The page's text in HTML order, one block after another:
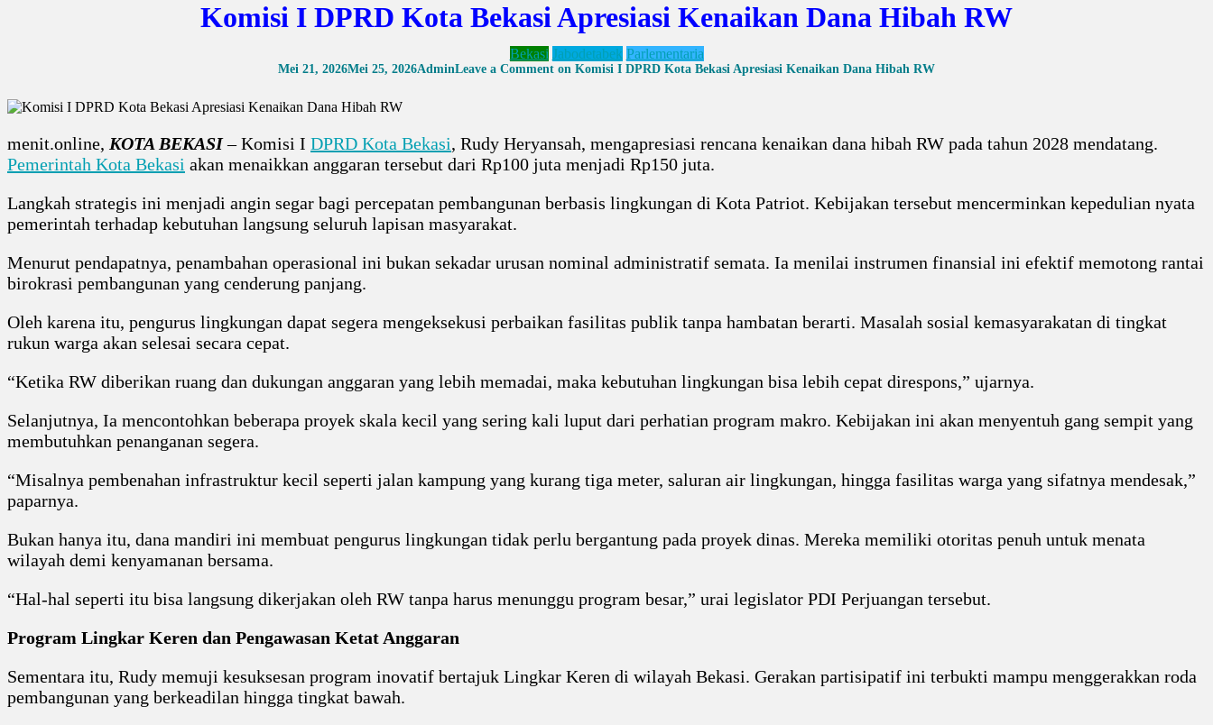
Komisi I DPRD Kota Bekasi Apresiasi Kenaikan Dana Hibah RW
Bekasi Jabodetabek Parlementaria
Mei 21, 2026Mei 25, 2026AdminLeave a Comment on Komisi I DPRD Kota Bekasi Apresiasi Kenaikan Dana Hibah RW
menit.online, KOTA BEKASI– Komisi I DPRD Kota Bekasi, Rudy Heryansah, mengapresiasi rencana kenaikan dana hibah RW pada tahun 2028 mendatang.
Pemerintah Kota Bekasi akan menaikkan anggaran tersebut dari Rp100 juta menjadi Rp150 juta.
Langkah strategis ini menjadi angin segar bagi percepatan pembangunan berbasis lingkungan di Kota Patriot. Kebijakan tersebut mencerminkan kepedulian nyata
pemerintah terhadap kebutuhan langsung seluruh lapisan masyarakat.
Menurut pendapatnya, penambahan operasional ini bukan sekadar urusan nominal administratif semata. Ia menilai instrumen finansial ini efektif memotong rantai
birokrasi pembangunan yang cenderung panjang.
Oleh karena itu, pengurus lingkungan dapat segera mengeksekusi perbaikan fasilitas publik tanpa hambatan berarti. Masalah sosial kemasyarakatan di tingkat
rukun warga akan selesai secara cepat.
“Ketika RW diberikan ruang dan dukungan anggaran yang lebih memadai, maka kebutuhan lingkungan bisa lebih cepat direspons,” ujarnya.
Selanjutnya, Ia mencontohkan beberapa proyek skala kecil yang sering kali luput dari perhatian program makro. Kebijakan ini akan menyentuh gang sempit yang
membutuhkan penanganan segera.
“Misalnya pembenahan infrastruktur kecil seperti jalan kampung yang kurang tiga meter, saluran air lingkungan, hingga fasilitas warga yang sifatnya mendesak,”
paparnya.
Bukan hanya itu, dana mandiri ini membuat pengurus lingkungan tidak perlu bergantung pada proyek dinas. Mereka memiliki otoritas penuh untuk menata
wilayah demi kenyamanan bersama.
“Hal-hal seperti itu bisa langsung dikerjakan oleh RW tanpa harus menunggu program besar,” urai legislator PDI Perjuangan tersebut.
Program Lingkar Keren dan Pengawasan Ketat Anggaran
Sementara itu, Rudy memuji kesuksesan program inovatif bertajuk Lingkar Keren di wilayah Bekasi. Gerakan partisipatif ini terbukti mampu menggerakkan roda
pembangunan yang berkeadilan hingga tingkat bawah.